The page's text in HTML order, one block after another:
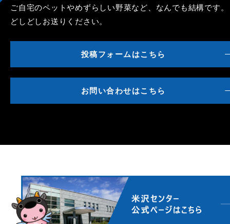
ご自宅のペットやめずらしい野菜など、なんでも結構です。
どしどしお送りください。
投稿フォームはこちら
お問い合わせはこちら